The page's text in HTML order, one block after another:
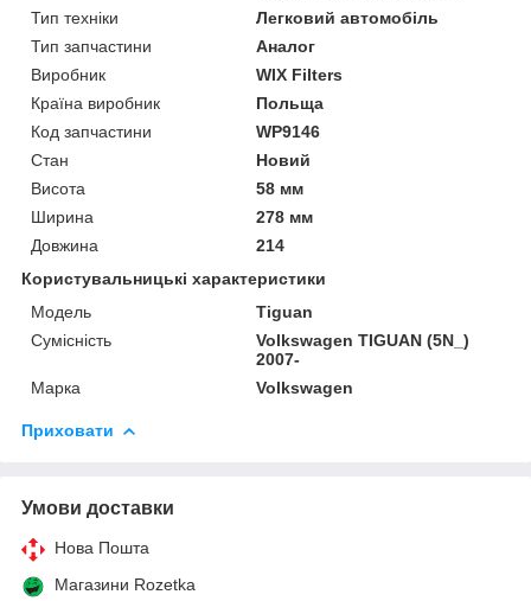
Тип техніки
Легковий автомобіль
Тип запчастини
Аналог
Виробник
WIX Filters
Країна виробник
Польща
Код запчастини
WP9146
Стан
Новий
Висота
58 мм
Ширина
278 мм
Довжина
214
Користувальницькі характеристики
Модель
Tiguan
Сумісність
Volkswagen TIGUAN (5N_)
2007-
Марка
Volkswagen
Приховати
Умови доставки
Нова Пошта
Магазини Rozetka